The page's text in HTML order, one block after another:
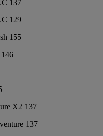
137
129
155
X2 137
137